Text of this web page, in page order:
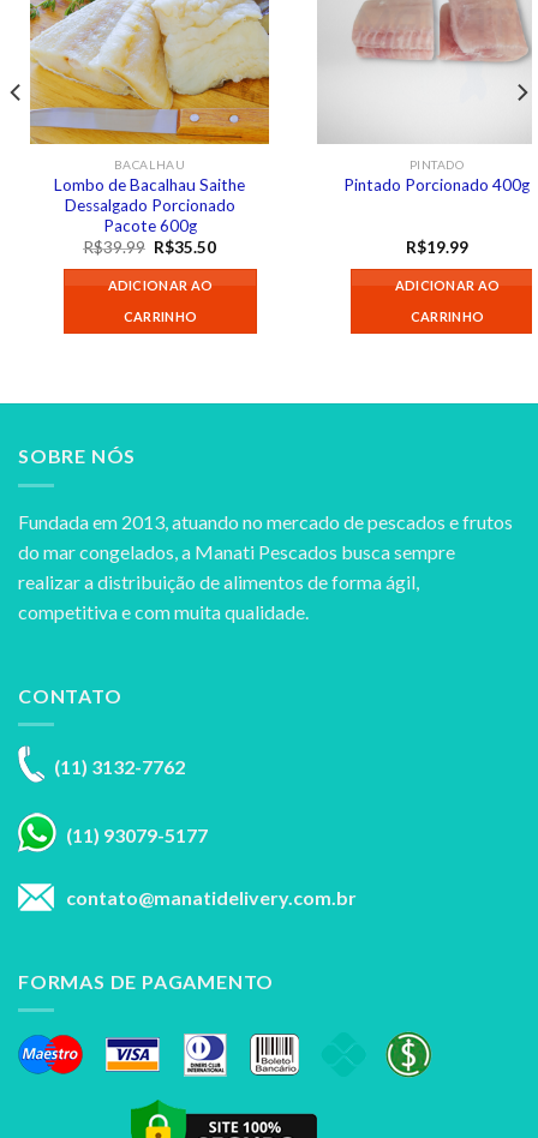
BACALHAU
Lombo de Bacalhau Saithe
Dessalgado Porcionado
Pacote 600g
R$39.99 O
original
era:
R$39.99.
R$35.50O
ADICIONAR AO
CARRINHO
PINTADO
Pintado Porcionado 400g
R$19.99
ADICIONAR AO
CARRINHO
SOBRE NÓS
Fundada em 2013, atuando no mercado de pescados e frutos
do mar congelados, a Manati Pescados busca sempre
realizar a distribuição de alimentos de forma ágil,
competitiva e com muita qualidade.
CONTATO
(11) 3132-7762
(11) 93079-5177
contato@manatidelivery.com.br
FORMAS DE PAGAMENTO